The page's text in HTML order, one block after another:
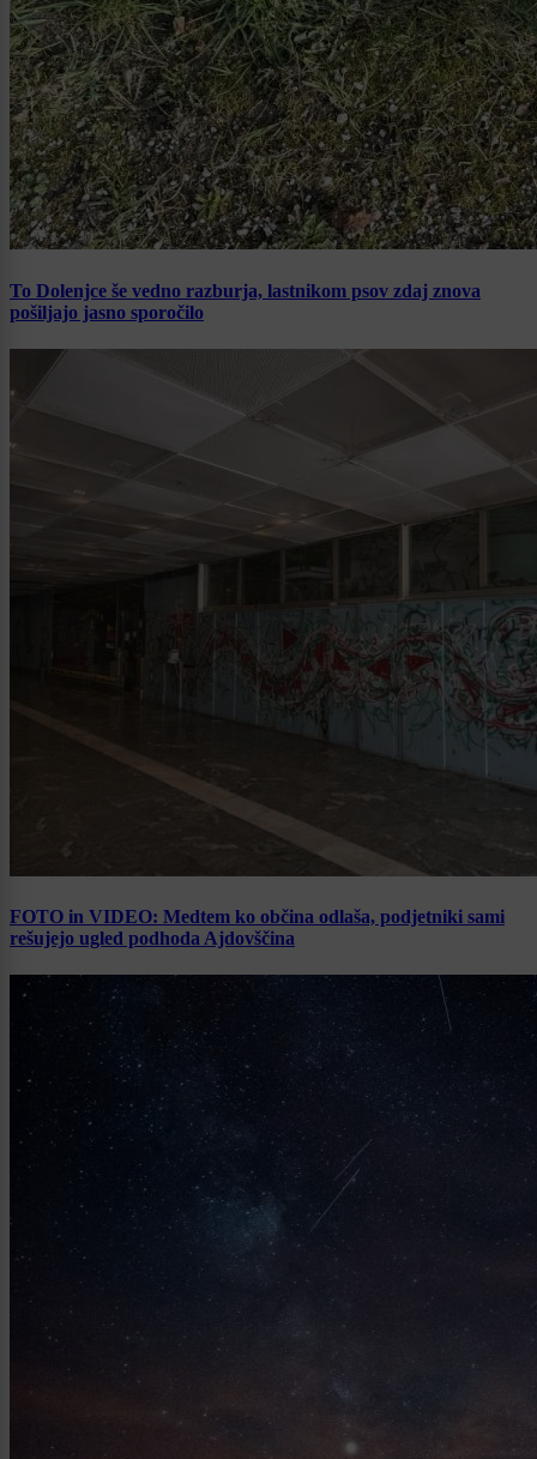
To Dolenjce še vedno razburja, lastnikom psov zdaj znova
pošiljajo jasno sporočilo
FOTO in VIDEO: Medtem ko občina odlaša, podjetniki sami
rešujejo ugled podhoda Ajdovščina